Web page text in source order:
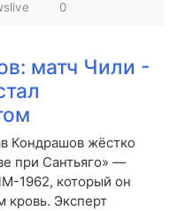
0
матч Чили -
Кондрашов жёстко
при Сантьяго» —
1962, который он
кровь. Эксперт